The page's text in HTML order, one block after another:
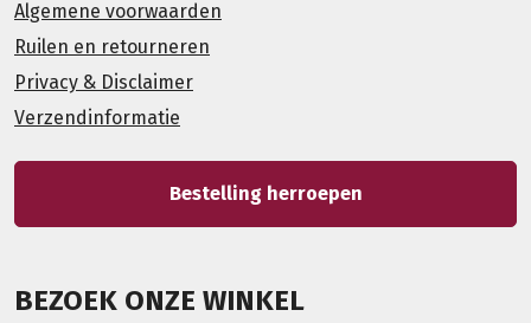
Algemene voorwaarden
Ruilen en retourneren
Privacy & Disclaimer
Verzendinformatie
Bestelling herroepen
BEZOEK ONZE WINKEL